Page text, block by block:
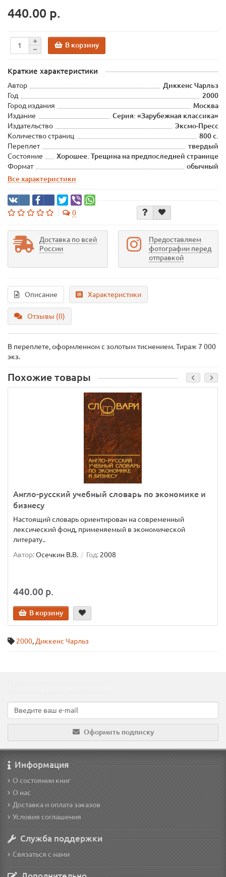
440.00 р.
В корзину
Краткие характеристики
Автор
Диккенс Чарльз
Год
2000
Город издания
Москва
Издание
Серия: «Зарубежная классика»
Издательство
Эксмо-Пресс
Количество страниц
800 с.
Переплет
твердый
Состояние
Хорошее. Трещина на предпоследней странице
Формат
обычный
Все характеристики
0
Доставка по всей
России
Предоставляем
фотографии перед
отправкой
Описание Характеристики
Отзывы (0)
В переплете, оформленном с золотым тиснением. Тираж 7 000
экз.
Похожие товары
Англо-русский учебный словарь по экономике и
бизнесу
Настоящий словарь ориентирован на современный
лексический фонд, применяемый в экономической
литерату..
Автор:Осечкин В.В. Год: 2008
440.00 р.
В корзину
2000, Диккенс Чарльз
Оформить подписку
Информация
О состоянии книг
О нас
Доставка и оплата заказов
Условия соглашения
Служба поддержки
Связаться с нами